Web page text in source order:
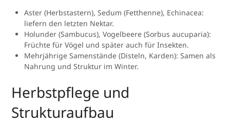
Aster (Herbstastern), Sedum (Fetthenne), Echinacea:
liefern den letzten Nektar.
Holunder (Sambucus), Vogelbeere (Sorbus aucuparia):
Früchte für Vögel und später auch für Insekten.
Mehrjährige Samenstände (Disteln, Karden): Samen als
Nahrung und Struktur im Winter.
Herbstpflege und
Strukturaufbau